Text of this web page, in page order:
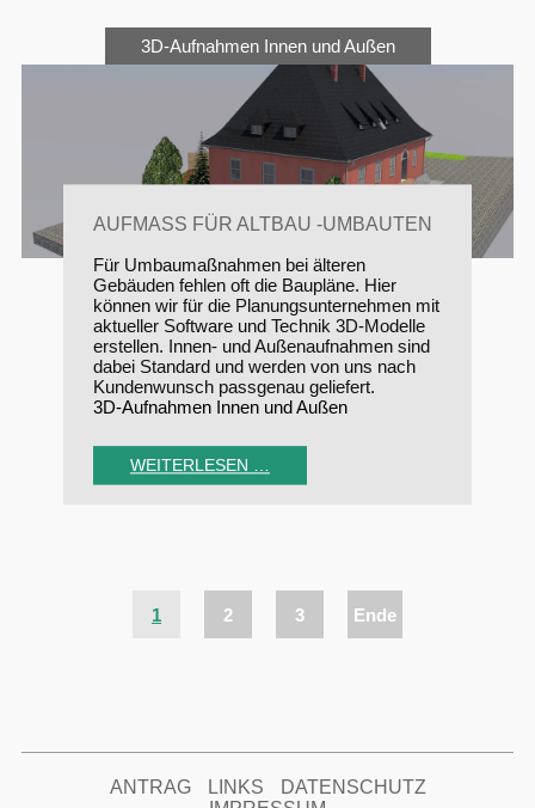
3D-Aufnahmen Innen und Außen
AUFMASS FÜR ALTBAU -UMBAUTEN
Für Umbaumaßnahmen bei älteren
Gebäuden fehlen oft die Baupläne. Hier
können wir für die Planungsunternehmen mit
aktueller Software und Technik 3D-Modelle
erstellen. Innen- und Außenaufnahmen sind
dabei Standard und werden von uns nach
Kundenwunsch passgenau geliefert.
3D-Aufnahmen Innen und Außen
WEITERLESEN …
1 2 3 Ende
ANTRAG LINKS
DATENSCHUTZ